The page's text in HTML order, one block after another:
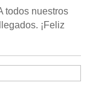
todos nuestros
¡Feliz